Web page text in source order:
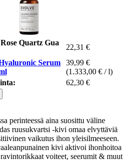
Quartz Gua
22,31 €
Serum
39,99 €
(1.333,00 € / l)
62,30 €
perinteessä aina suosittu väline
ruusukvartsi -kivi omaa elvyttäviä
vaikutus ihon yleisilmeeseen.
kivi aktivoi ihonhoitoa
voiteet, seerumit & muut